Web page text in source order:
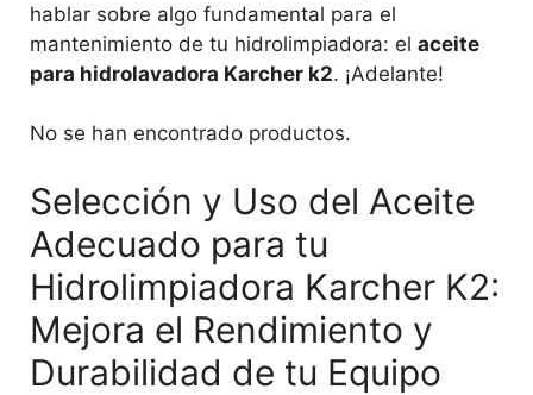
hablar sobre algo fundamental para el
mantenimiento de tu hidrolimpiadora: el aceite
para hidrolavadora Karcher k2. ¡Adelante!
No se han encontrado productos.
Selección y Uso del Aceite
Adecuado para tu
Hidrolimpiadora Karcher K2:
Mejora el Rendimiento y
Durabilidad de tu Equipo